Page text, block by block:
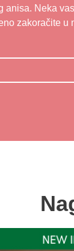
anisa. Neka
zakoračite u